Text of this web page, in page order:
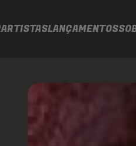
ARTISTASLANÇAMENTOS